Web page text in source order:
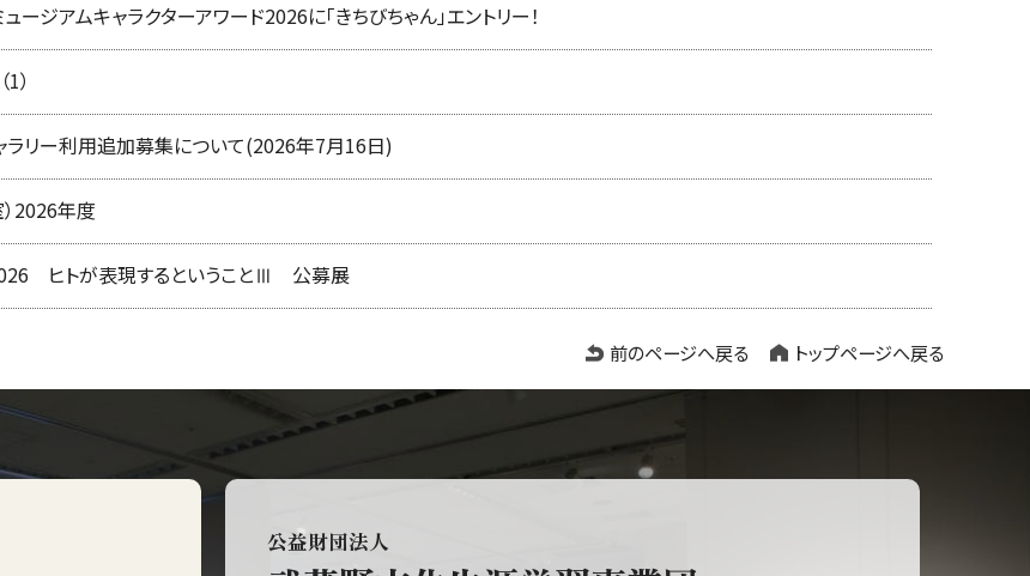
ージアムキャラクターアワード2026に「きちびちゃん」エントリー！
）
ラリー利用追加募集について(2026年7月16日)
2026年度
ヒトが表現するということⅢ 公募展
前のページへ戻る トップページへ戻る
公益財団法人